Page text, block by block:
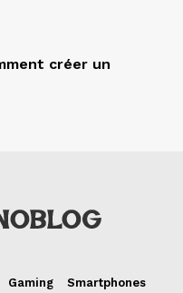
créer un
Gaming
Smartphones